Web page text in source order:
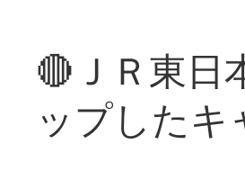
🔴ＪＲ東日
ップした